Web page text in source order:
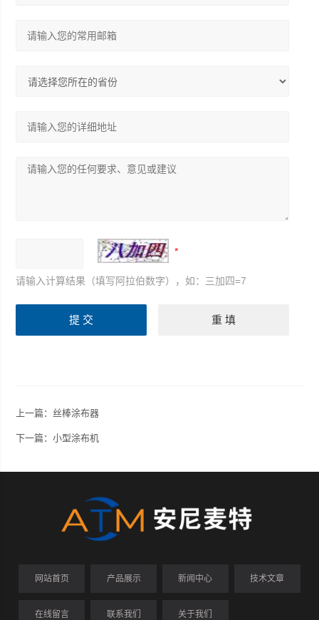
请输入计算结果（填写阿拉伯数字），如：三加四=7
上一篇： 丝棒涂布器
下一篇：小型涂布机
网站首页 产品展示 新闻中心 技术文章
在线留言 联系我们 关于我们